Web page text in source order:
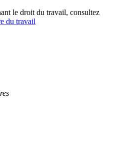
le droit du travail, consultez
du travail